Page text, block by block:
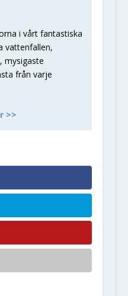
i vårt fantastiska
vattenfallen,
mysigaste
från varje
>>